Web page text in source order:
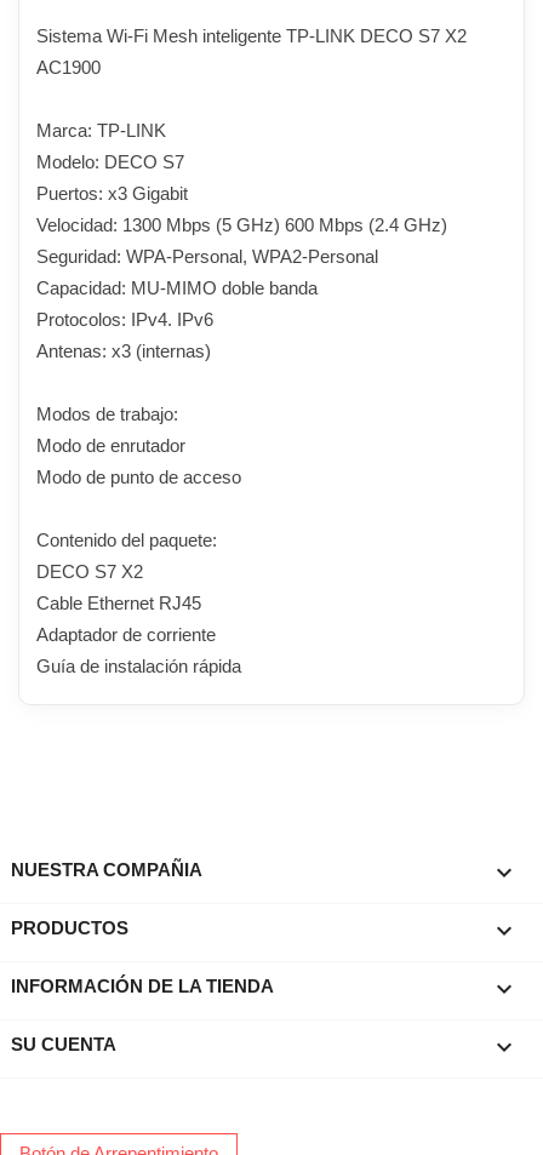
Sistema Wi-Fi Mesh inteligente TP-LINK DECO S7 X2
AC1900
Marca: TP-LINK
Modelo: DECO S7
Puertos: x3 Gigabit
Velocidad: 1300 Mbps (5 GHz) 600 Mbps (2.4 GHz)
Seguridad: WPA-Personal, WPA2-Personal
Capacidad: MU-MIMO doble banda
Protocolos: IPv4. IPv6
Antenas: x3 (internas)
Modos de trabajo:
Modo de enrutador
Modo de punto de acceso
Contenido del paquete:
DECO S7 X2
Cable Ethernet RJ45
Adaptador de corriente
Guía de instalación rápida
NUESTRA COMPAÑIA 
PRODUCTOS 
INFORMACIÓN DE LA TIENDA keyboard_arrow_down
SU CUENTA 